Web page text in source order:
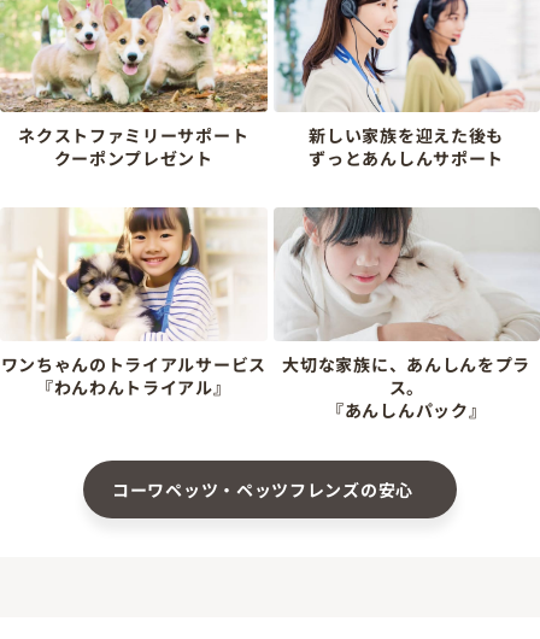
ネクストファミリーサポート
クーポンプレゼント
新しい家族を迎えた後も
ずっとあんしんサポート
ワンちゃんのトライアルサービス
『わんわんトライアル』
大切な家族に、あんしんをプラ
ス。
『あんしんパック』
コーワペッツ・ペッツフレンズの安心